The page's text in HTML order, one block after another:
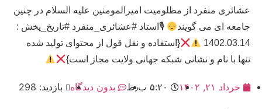
عشائری منفرد از مظلومیت امیرالمومنین علیه السلام در چنین
جامعه ای می گویند
🎙استاد #عشائری_منفرد #تاریخ_پخش :
1402.03.14
{استفاده و نقل قول از محتوای تولید شده
تنها با نام و نشانی شبکه جهانی ولایت مجاز است}
خرداد ۲۱, ۱۴۰۲ ۵:۲۰ ب٫ظ بدون دیدگاه بازدید: 298